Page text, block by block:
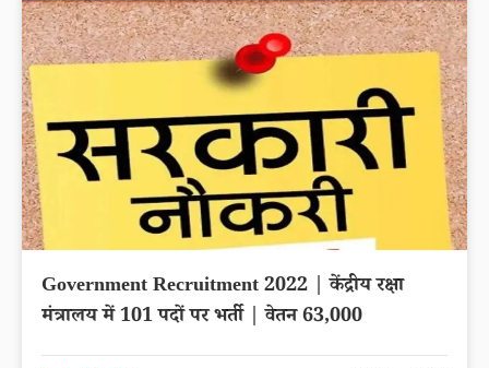
Government Recruitment 2022 | केंद्रीय रक्षा
मंत्रालय में 101 पदों पर भर्ती | वेतन 63,000